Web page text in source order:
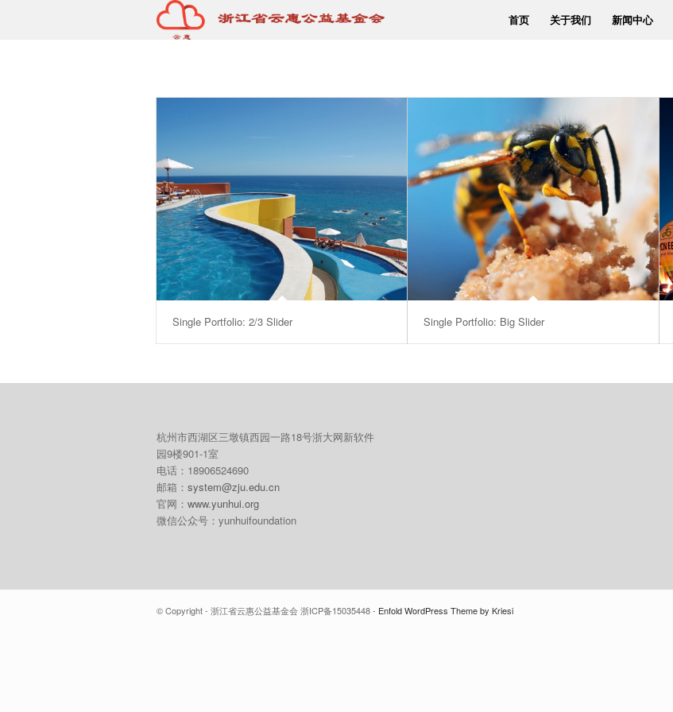
首页 关于我们 新闻中心
Single Portfolio: 2/3 Slider Single Portfolio: Big Slider
杭州市西湖区三墩镇西园一路18号浙大网新软件
园9楼901-1室
电话：18906524690
邮箱： system@zju.edu.cn
官网： www.yunhui.org
微信公众号：yunhuifoundation
© Copyright - 浙江省云惠公益基金会 浙ICP备15035448 - Enfold WordPress Theme by Kriesi